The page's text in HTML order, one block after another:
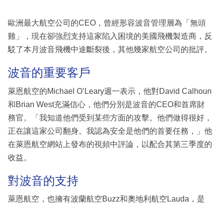
區
歐洲最大航空公司的CEO，曾經形容波音管理層為「無頭
雞」，現在卻強烈支持這家陷入困境的美國飛機製造商，反
駁了本月波音飛機中途斷裂後，其他幾家航空公司的批評。
波音的重要客戶
萊恩航空的Michael O’Leary週一表示，他對David Calhoun
和Brian West充滿信心，他們分別是波音的CEO和首席財
務官。「我知道他們受到某些方面的攻擊。他們做得很好，
正在讓這家公司翻身。我認為安全是他們的首要任務，」他
在萊恩航空網站上發布的視頻中評論，以配合其第三季度的
收益。
對波音的支持
萊恩航空，也擁有波蘭航空Buzz和奧地利航空Lauda，是